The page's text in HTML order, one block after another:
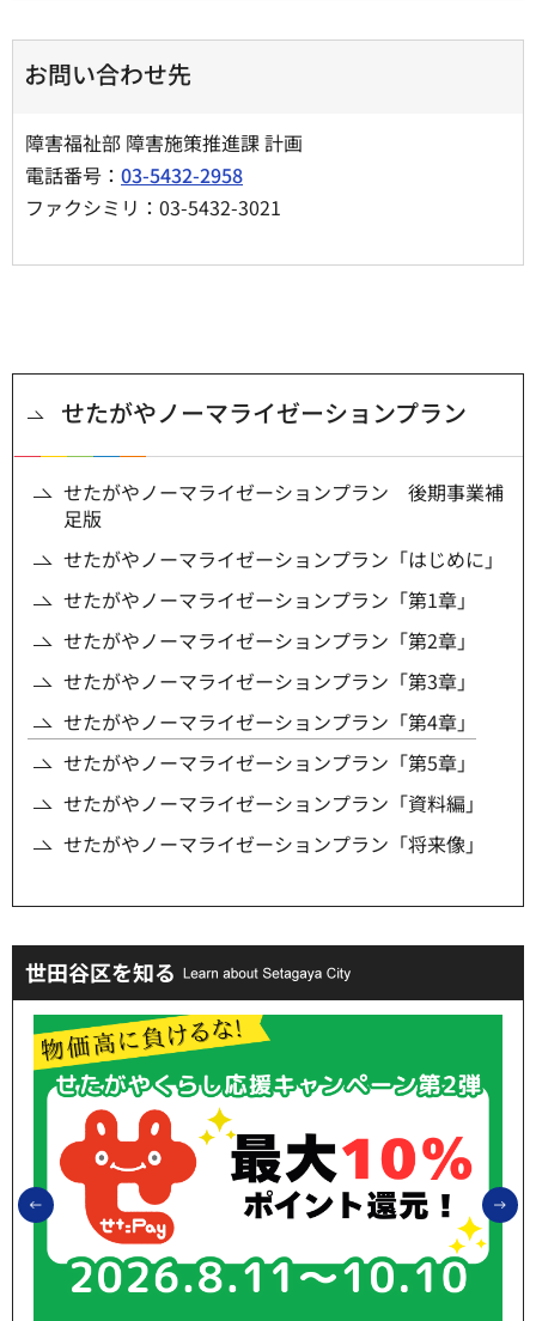
お問い合わせ先
障害福祉部 障害施策推進課 計画
電話番号： 03-5432-2958
ファクシミリ：03-5432-3021
せたがやノーマライゼーションプラン
せたがやノーマライゼーションプラン 後期事業補
足版
せたがやノーマライゼーションプラン「はじめに」
せたがやノーマライゼーションプラン「第1章」
せたがやノーマライゼーションプラン「第2章」
せたがやノーマライゼーションプラン「第3章」
せたがやノーマライゼーションプラン「第4章」
せたがやノーマライゼーションプラン「第5章」
せたがやノーマライゼーションプラン「資料編」
せたがやノーマライゼーションプラン「将来像」
世田谷区を知る
前のスライドを表示